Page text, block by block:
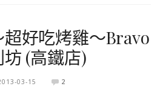
好吃烤雞～Bravo
(高鐵店)
03-15 2